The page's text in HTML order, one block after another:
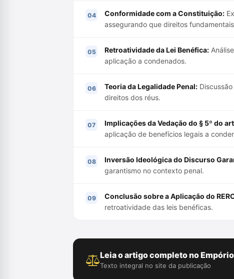
Conformidade com a Constituição:
assegurando que direitos
Retroatividade da Lei Benéfica:
aplicação a condenados.
Teoria da Legalidade Penal:
direitos dos réus.
Implicações da Vedação do § 5º do
aplicação de benefícios legais a
Inversão Ideológica do Discurso
garantismo no contexto penal.
Conclusão sobre a Aplicação do
retroatividade das leis benéficas.
Leia o artigo completo no
Texto integral no site da publicação